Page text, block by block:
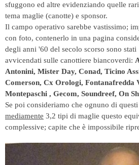
sfuggono ed altre evidenziando quelle
tema maglie (canotte) e sponsor.
Il campo operativo sarebbe vastissimo;
con foto, contenerlo in una pagina
degli anni '60 del secolo scorso sono
avvicendati sulle canottiere biancoverdi:
Antonini, Mister Day, Conad, Ticino
Comerson, Cx Orologi, Fontanafredda
Montepaschi , Gecom, Soundreef, On
Se poi consideriamo che ognuno di
mediamente 3,2 tipi di maglie questo
complessive; capite che è impossibile